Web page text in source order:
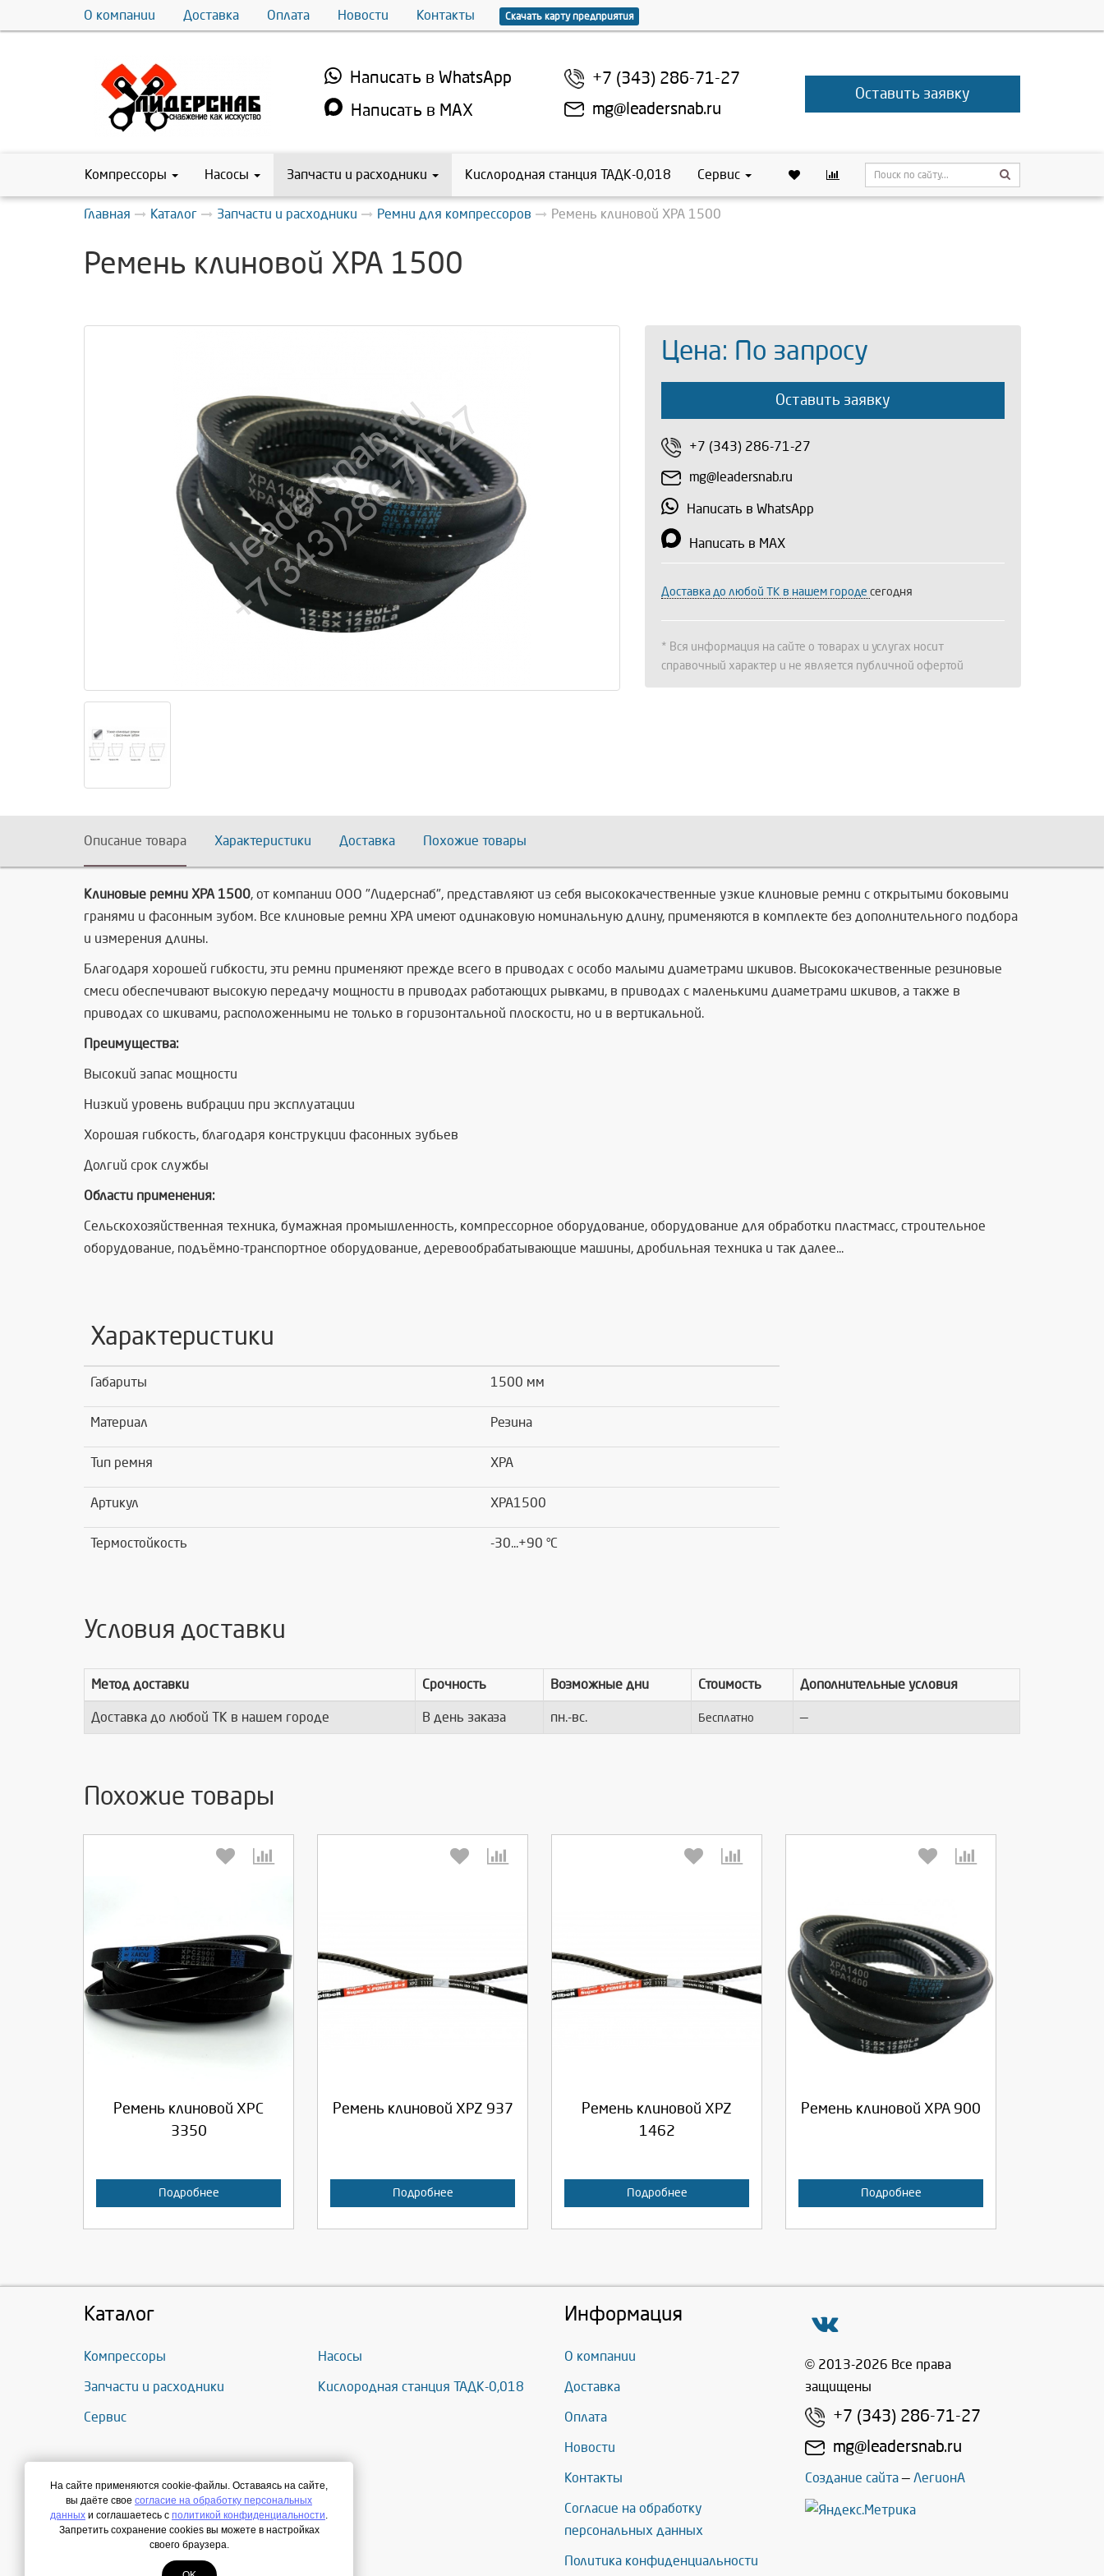
О компании Доставка Оплата Новости Контакты Скачать карту предприятия
Написать в WhatsApp
Написать в MAX
+7 (343) 286-71-27
mg@leadersnab.ru
Оставить заявку
Компрессоры Насосы Запчасти и расходники Кислородная станция ТАДК-0,018 Сервис
Главная Каталог Запчасти и расходники Ремни для компрессоров Ремень клиновой XPA 1500
Ремень клиновой XPA 1500
Цена: По запросу
Оставить заявку
+7 (343) 286-71-27
mg@leadersnab.ru
Написать в WhatsApp
Написать в MAX
Доставка до любой ТК в нашем городе сегодня
* Вся информация на сайте о товарах и услугах носит
справочный характер и не является публичной офертой
Описание товара Характеристики Доставка Похожие товары
Клиновые ремни XPA 1500, от компании ООО "Лидерснаб", представляют из себя высококачественные узкие клиновые ремни с открытыми боковыми
гранями и фасонным зубом. Все клиновые ремни XPA имеют одинаковую номинальную длину, применяются в комплекте без дополнительного подбора
и измерения длины.
Благодаря хорошей гибкости, эти ремни применяют прежде всего в приводах с особо малыми диаметрами шкивов. Высококачественные резиновые
смеси обеспечивают высокую передачу мощности в приводах работающих рывками, в приводах с маленькими диаметрами шкивов, а также в
приводах со шкивами, расположенными не только в горизонтальной плоскости, но и в вертикальной.
Преимущества:
Высокий запас мощности
Низкий уровень вибрации при эксплуатации
Хорошая гибкость, благодаря конструкции фасонных зубьев
Долгий срок службы
Области применения:
Сельскохозяйственная техника, бумажная промышленность, компрессорное оборудование, оборудование для обработки пластмасс, строительное
оборудование, подъёмно-транспортное оборудование, деревообрабатывающие машины, дробильная техника и так далее...
Характеристики
Габариты 1500 мм
Материал Резина
Тип ремня XPA
Артикул XPA1500
Термостойкость -30...+90 °C
Условия доставки
Метод доставки Срочность Возможные дни Стоимость Дополнительные условия
Доставка до любой ТК в нашем городе В день заказа пн.-вс. Бесплатно —
Похожие товары
Ремень клиновой XPC
3350
Подробнее
Выберите количество:
Ремень клиновой XPZ 937
Подробнее
Выберите количество:
Ремень клиновой XPZ
1462
Подробнее
Выберите количество:
Ремень клиновой XPA 900
Подробнее
Выберите количество:
Каталог
Компрессоры Насосы
Запчасти и расходники Кислородная станция ТАДК-0,018
Сервис
Информация
О компании
Доставка
Оплата
Новости
Контакты
Согласие на обработку
персональных данных
Политика конфиденциальности
© 2013-2026 Все права
защищены
+7 (343) 286-71-27
mg@leadersnab.ru
Создание сайта— ЛегионА
На сайте применяются cookie-файлы. Оставаясь на сайте,
вы даёте свое согласие на обработку персональных
данных и соглашаетесь с политикой конфиденциальности.
Запретить сохранение cookies вы можете в настройках
своего браузера.